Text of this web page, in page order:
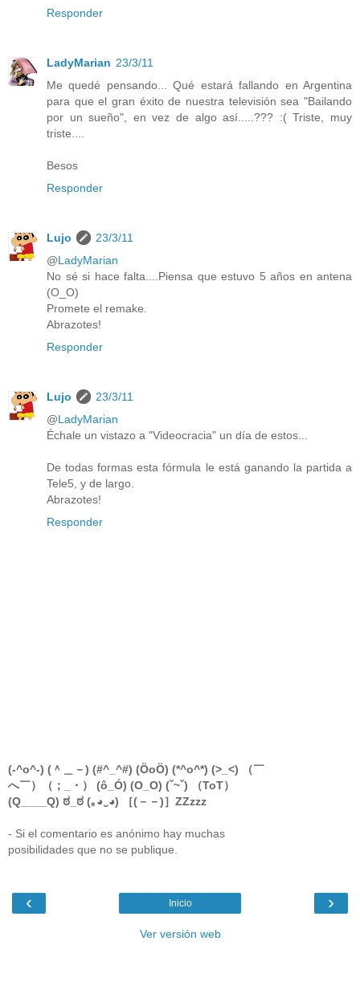
Responder
LadyMarian 23/3/11
Me quedé pensando... Qué estará fallando en Argentina
para que el gran éxito de nuestra televisión sea "Bailando
por un sueño", en vez de algo así.....??? :( Triste, muy
triste....
Besos
Responder
Lujo
23/3/11
@LadyMarian
No sé si hace falta....Piensa que estuvo 5 años en antena
(O_O)
Promete el remake.
Abrazotes!
Responder
Lujo
23/3/11
@LadyMarian
Échale un vistazo a "Videocracia" un día de estos...
De todas formas esta fórmula le está ganando la partida a
Tele5, y de largo.
Abrazotes!
Responder
(-^o^-) (＾＿－) (#^_^#) (ÖoÖ) (*^o^*) (>_<) （￣
へ￣）（；_・） (ô_Ó) (O_O) (ˇ~ˇ) （ToT）
(Q____Q) ಠ_ಠ (｡◕‿◕) ［(－－)］ZZzzz
- Si el comentario es anónimo hay muchas
posibilidades que no se publique.
‹ ›
Inicio
Ver versión web